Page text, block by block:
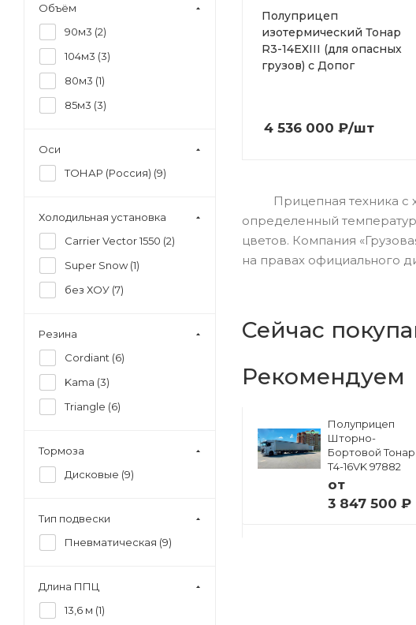
Полуприцеп
изотермический Тонар
R3-14EXIII (для опасных
грузов) с Допог
4 536 000 ₽/шт
Прицепная техника с
определенный
цветов. Компания
на правах официального
Сейчас
Рекомендуем
Тонар R4-16V (41
97855
4 941 000 ₽
Полуприцеп
Шторно-
Бортовой Тонар
Т4-16VK 97882
от
3 847 500 ₽
Объём
90м3 (2)
104м3 (3)
80м3 (1)
85м3 (3)
Оси
ТОНАР (Россия) (9)
Холодильная установка
Carrier Vector 1550 (2)
Super Snow (1)
без ХОУ (7)
Резина
Cordiant (6)
Kama (3)
Triangle (6)
Тормоза
Дисковые (9)
Тип подвески
Пневматическая (9)
Длина ППЦ
13,6 м (1)